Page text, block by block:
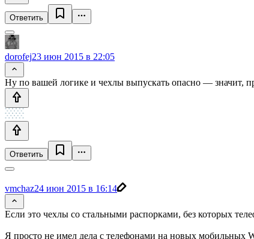
Ответить
dorofej23 июн 2015 в 22:05
Ну по вашей логике и чехлы выпускать опасно — значит,
Ответить
vmchaz24 июн 2015 в 16:14
Если это чехлы со стальными распорками, без которых
Я просто не имел дела с телефонами на новых мобильных